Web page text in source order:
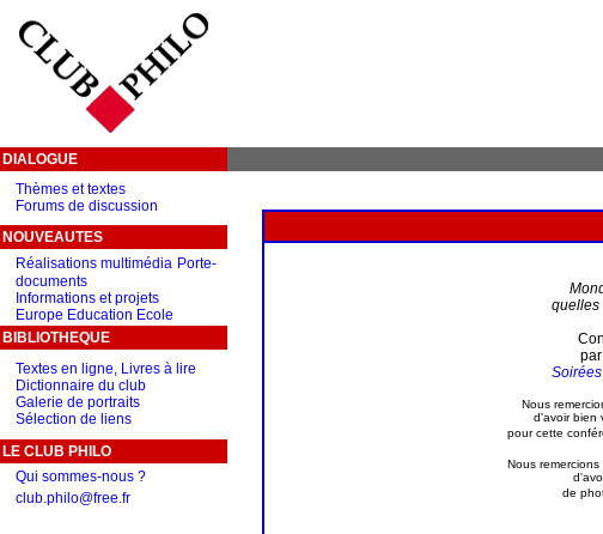
DIALOGUE
Thèmes et textes
Forums de discussion
NOUVEAUTES
Réalisations multimédia Porte-
documents
Informations et projets
Europe Education Ecole
BIBLIOTHEQUE
Textes en ligne, Livres à lire
Dictionnaire du club
Galerie de portraits
Sélection de liens
LE CLUB PHILO
Qui sommes-nous ?
club.philo@free.fr
quelles
par
Nous
d'avoir bien
pour cette
Nous
de